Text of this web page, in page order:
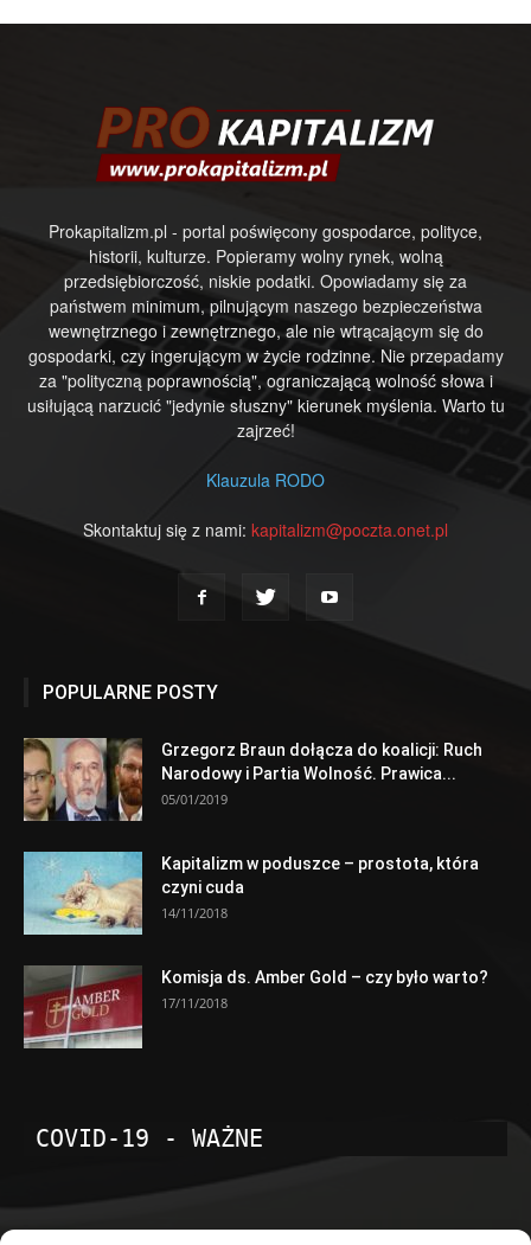
Prokapitalizm.pl - portal poświęcony gospodarce, polityce,
historii, kulturze. Popieramy wolny rynek, wolną
przedsiębiorczość, niskie podatki. Opowiadamy się za
państwem minimum, pilnującym naszego bezpieczeństwa
wewnętrznego i zewnętrznego, ale nie wtrącającym się do
gospodarki, czy ingerującym w życie rodzinne. Nie przepadamy
za "polityczną poprawnością", ograniczającą wolność słowa i
usiłującą narzucić "jedynie słuszny" kierunek myślenia. Warto tu
zajrzeć!
Klauzula RODO
Skontaktuj się z nami: kapitalizm@poczta.onet.pl
POPULARNE POSTY
Grzegorz Braun dołącza do koalicji: Ruch
Narodowy i Partia Wolność. Prawica...
05/01/2019
Kapitalizm w poduszce – prostota, która
czyni cuda
14/11/2018
Komisja ds. Amber Gold – czy było warto?
17/11/2018
COVID-19 - WAŻNE